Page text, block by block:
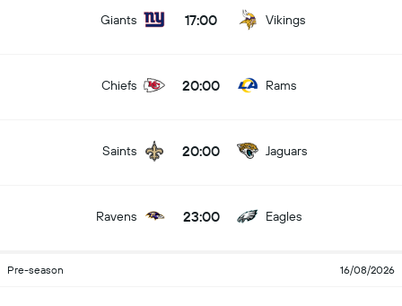
Giants 17:00 Vikings
Chiefs 20:00 Rams
Saints 20:00 Jaguars
Ravens 23:00 Eagles
Pre-season 16/08/2026